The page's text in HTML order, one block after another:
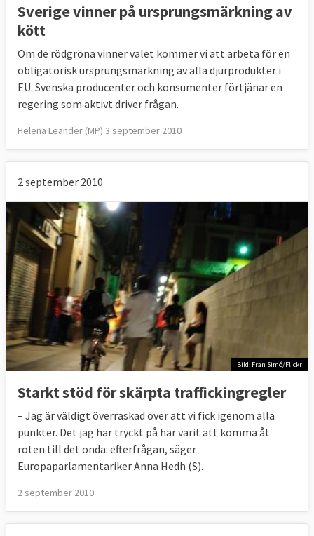
Sverige vinner på ursprungsmärkning av
kött
Om de rödgröna vinner valet kommer vi att arbeta för en
obligatorisk ursprungsmärkning av alla djurprodukter i
EU. Svenska producenter och konsumenter förtjänar en
regering som aktivt driver frågan.
Helena Leander (MP) 3 september 2010
2 september 2010
Bild: Fran Simó/Flickr
Starkt stöd för skärpta traffickingregler
– Jag är väldigt överraskad över att vi fick igenom alla
punkter. Det jag har tryckt på har varit att komma åt
roten till det onda: efterfrågan, säger
Europaparlamentariker Anna Hedh (S).
2 september 2010